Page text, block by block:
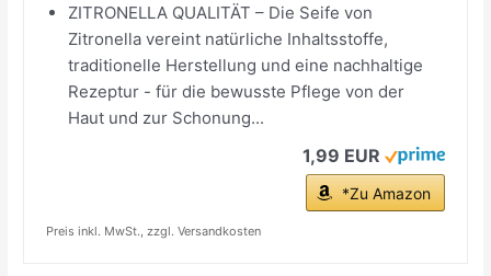
ZITRONELLA QUALITÄT – Die Seife von
Zitronella vereint natürliche Inhaltsstoffe,
traditionelle Herstellung und eine nachhaltige
Rezeptur - für die bewusste Pflege von der
Haut und zur Schonung...
1,99 EUR
*Zu Amazon
Preis inkl. MwSt., zzgl. Versandkosten